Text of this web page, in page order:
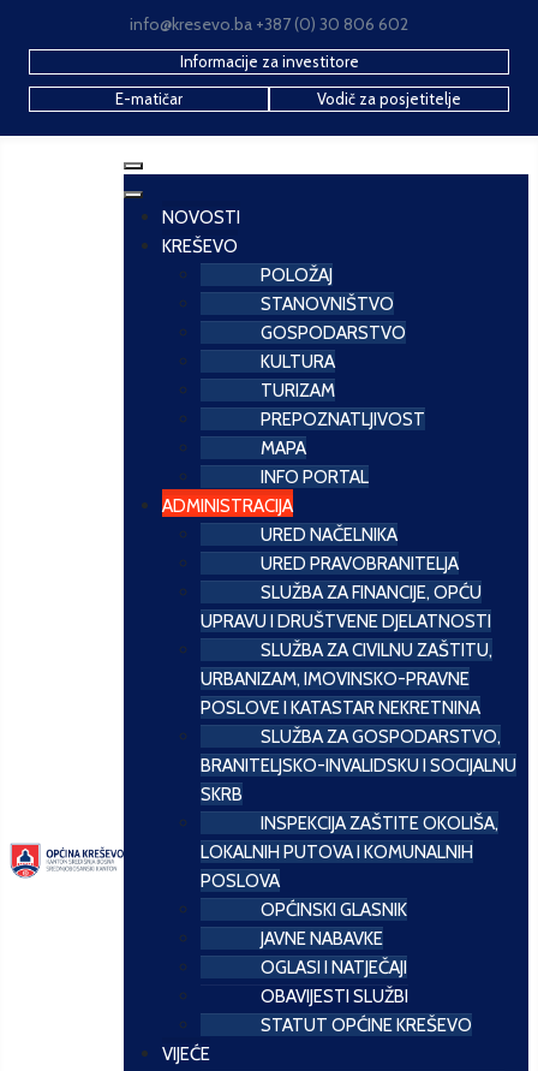
info@kresevo.ba +387 (0) 30 806 602
Informacije za investitore
E-matičar
Vodič za posjetitelje
NOVOSTI
KREŠEVO
POLOŽAJ
STANOVNIŠTVO
GOSPODARSTVO
KULTURA
TURIZAM
PREPOZNATLJIVOST
MAPA
INFO PORTAL
ADMINISTRACIJA
URED NAČELNIKA
URED PRAVOBRANITELJA
SLUŽBA ZA FINANCIJE, OPĆU
UPRAVU I DRUŠTVENE DJELATNOSTI
SLUŽBA ZA CIVILNU ZAŠTITU,
URBANIZAM, IMOVINSKO-PRAVNE
POSLOVE I KATASTAR NEKRETNINA
SLUŽBA ZA GOSPODARSTVO,
BRANITELJSKO-INVALIDSKU I SOCIJALNU
SKRB
INSPEKCIJA ZAŠTITE OKOLIŠA,
LOKALNIH PUTOVA I KOMUNALNIH
POSLOVA
OPĆINSKI GLASNIK
JAVNE NABAVKE
OGLASI I NATJEČAJI
OBAVIJESTI SLUŽBI
STATUT OPĆINE KREŠEVO
VIJEĆE